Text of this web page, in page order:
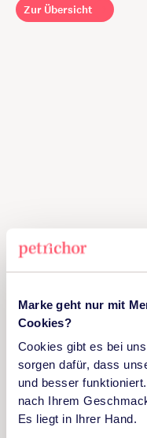
Marke geht nur mit
Cookies?
Cookies gibt es bei
sorgen dafür, dass
und besser
nach Ihrem
Es liegt in Ihrer Hand.
Zur Übersicht